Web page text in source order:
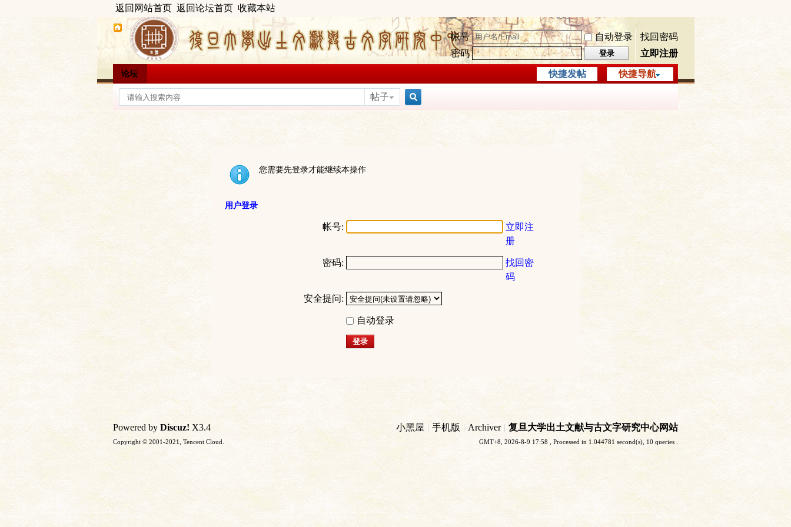
返回网站首页 返回论坛首页 收藏本站
帐号 自动登录
找回密码
密码
登录 立即注册
快捷导航
论坛 快捷发帖
帖子
您需要先登录才能继续本操作
用户登录
帐号:
立即注
册
密码:
找回密
码
安全提问:
自动登录
登录
小黑屋 | 手机版 | Archiver | 复旦大学出土文献与古文字研究中心网站
GMT+8, 2026-8-9 17:58 , Processed in 1.044781 second(s), 10 queries .
Powered by Discuz! X3.4
Copyright © 2001-2021, Tencent Cloud.